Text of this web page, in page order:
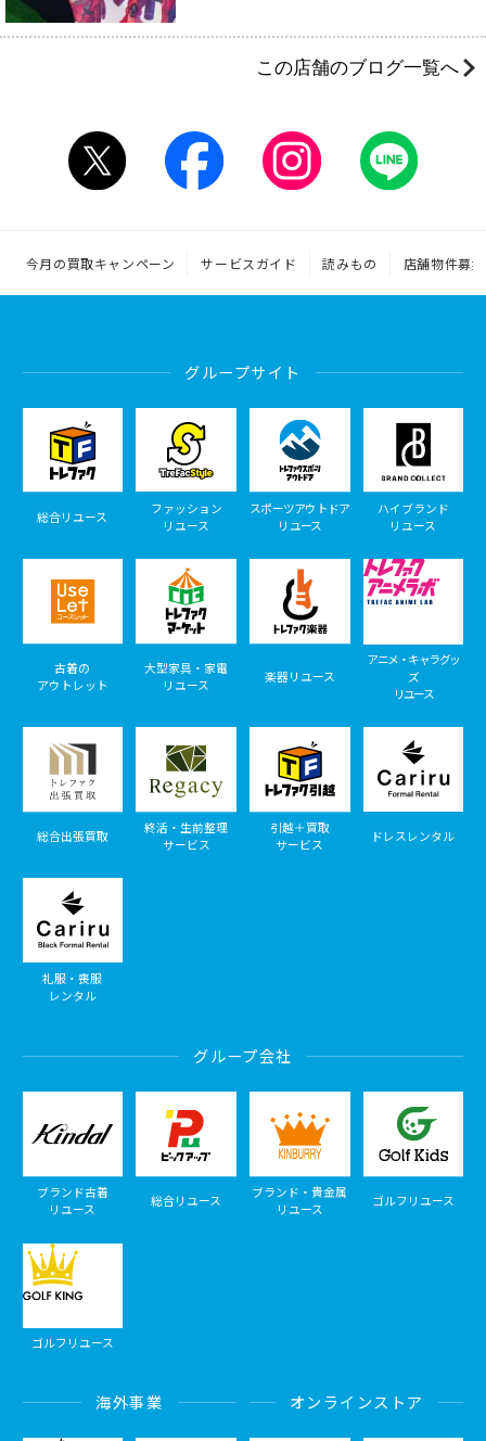
この店舗のブログ一覧へ
今月の買取キャンペーン サービスガイド 読みもの 店舗物件募集
グループサイト
総合リユース
ファッション
リユース
スポーツアウトドア
リユース
ハイブランド
リユース
古着の
アウトレット
大型家具・家電
リユース
楽器リユース
アニメ・キャラグッ
ズ
リユース
総合出張買取
終活・生前整理
サービス
引越＋買取
サービス
ドレスレンタル
礼服・喪服
レンタル
グループ会社
ブランド古着
リユース
総合リユース
ブランド・貴金属
リユース
ゴルフリユース
ゴルフリユース
海外事業 オンラインストア